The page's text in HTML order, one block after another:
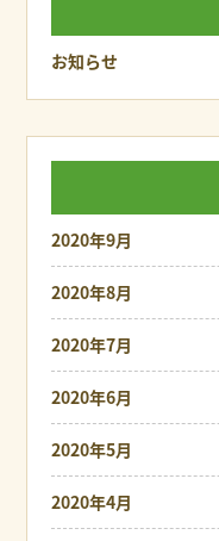
お知らせ
2020年9月
2020年8月
2020年7月
2020年6月
2020年5月
2020年4月